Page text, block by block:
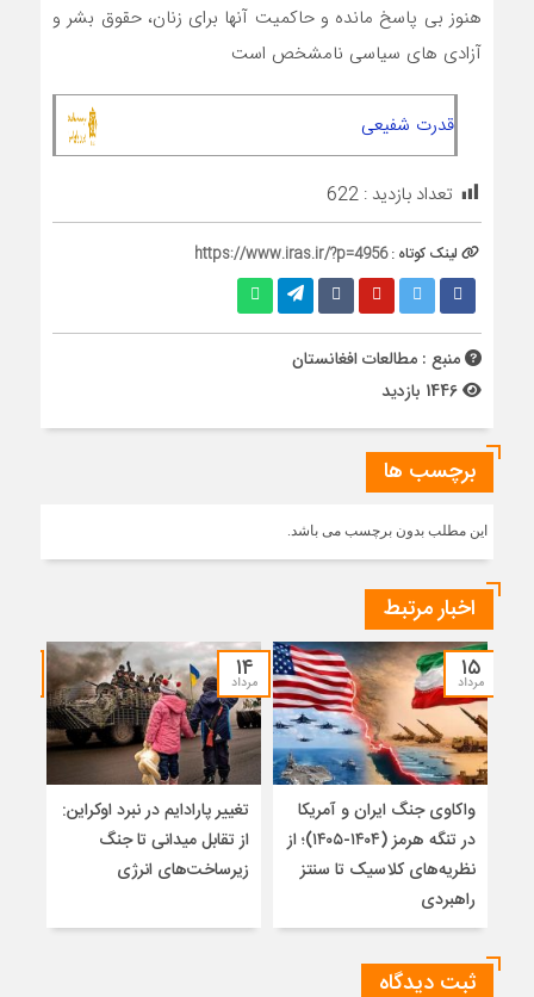
هنوز بی پاسخ مانده و حاکمیت آنها برای زنان، حقوق بشر و
آزادی های سیاسی نامشخص است
قدرت شفیعی
تعداد بازدید : 622
لینک کوتاه :https://www.iras.ir/?p=4956
منبع : مطالعات افغانستان
برچسب ها
این مطلب بدون برچسب می باشد.
اخبار مرتبط
۱۵
مرداد
واکاوی جنگ ایران و آمریکا
در تنگه هرمز (۱۴۰۴-۱۴۰۵)؛ از
نظریه‌های کلاسیک تا سنتز
راهبردی
۱۴
مرداد
تغییر پارادایم در نبرد اوکراین:
از تقابل میدانی تا جنگ
زیرساخت‌های انرژی
ثبت دیدگاه